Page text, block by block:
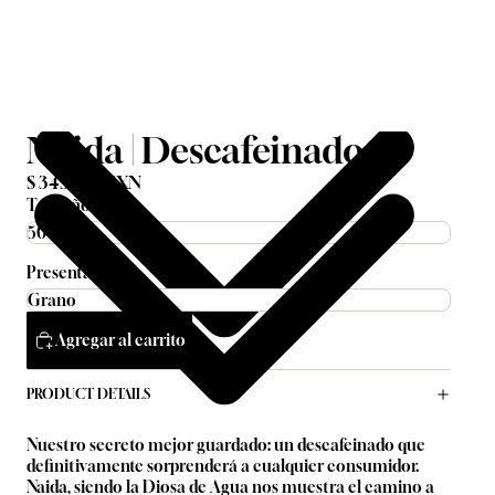
Naida | Descafeinado
$ 345.00 MXN
Tamaño
Presentación
Agregar al carrito
PRODUCT DETAILS
Nuestro secreto mejor guardado: un descafeinado que
definitivamente sorprenderá a cualquier consumidor.
Naida, siendo la Diosa de Agua nos muestra el camino a